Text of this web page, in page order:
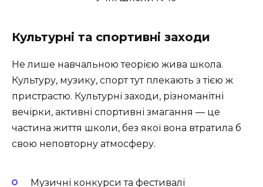
Культурні та спортивні заходи
Не лише навчальною теорією жива школа.
Культуру, музику, спорт тут плекають з тією ж
пристрастю. Культурні заходи, різноманітні
вечірки, активні спортивні змагання — це
частина життя школи, без якої вона втратила б
свою неповторну атмосферу.
Музичні конкурси та фестивалі